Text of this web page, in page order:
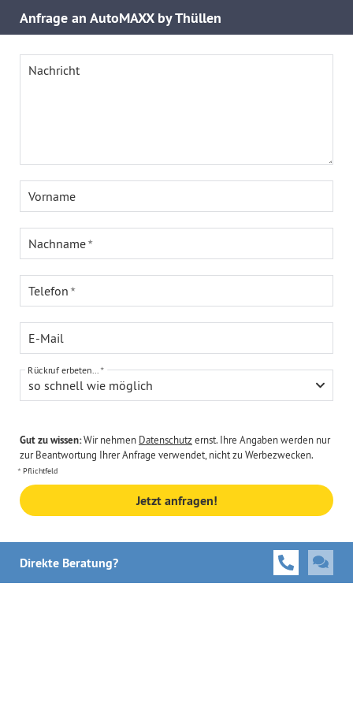
Anfrage an AutoMAXX by Thüllen
Nachricht
Vorname
Nachname
Telefon
E-Mail
so schnell wie möglich
Rückruf erbeten...
Gut zu wissen:Wir nehmen Datenschutzernst. Ihre Angaben werden nur
zur Beantwortung Ihrer Anfrage verwendet, nicht zu Werbezwecken.
Pflichtfeld
Jetzt anfragen!
Direkte Beratung?